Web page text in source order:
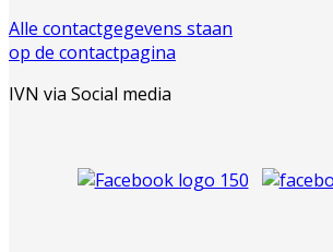
Alle contactgegevens staan
op de contactpagina
IVN via Social media